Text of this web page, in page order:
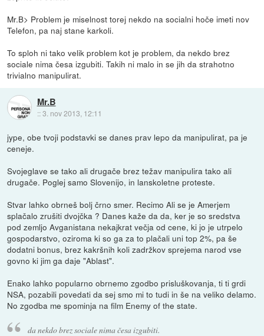
Mr.B> Problem je miselnost torej nekdo na socialni hoče imeti nov
Telefon, pa naj stane karkoli.
To sploh ni tako velik problem kot je problem, da nekdo brez
sociale nima česa izgubiti. Takih ni malo in se jih da strahotno
trivialno manipulirat.
Mr.B
::3. nov 2013, 12:11
jype, obe tvoji podstavki se danes prav lepo da manipulirat, pa je
ceneje.
Svojeglave se tako ali drugače brez težav manipulira tako ali
drugače. Poglej samo Slovenijo, in lanskoletne proteste.
Stvar lahko obrneš bolj črno smer. Recimo Ali se je Amerjem
splačalo zrušiti dvojčka ? Danes kaže da da, ker je so sredstva
pod zemljo Avganistana nekajkrat večja od cene, ki jo je utrpelo
gospodarstvo, oziroma ki so ga za to plačali uni top 2%, pa še
dodatni bonus, brez kakršnih koli zadržkov sprejema narod vse
govno ki jim ga daje "Ablast".
Enako lahko popularno obrnemo zgodbo prisluškovanja, ti ti grdi
NSA, pozabili povedati da sej smo mi to tudi in še na veliko delamo.
No zgodba me spominja na film Enemy of the state.
da nekdo brez sociale nima česa izgubiti.